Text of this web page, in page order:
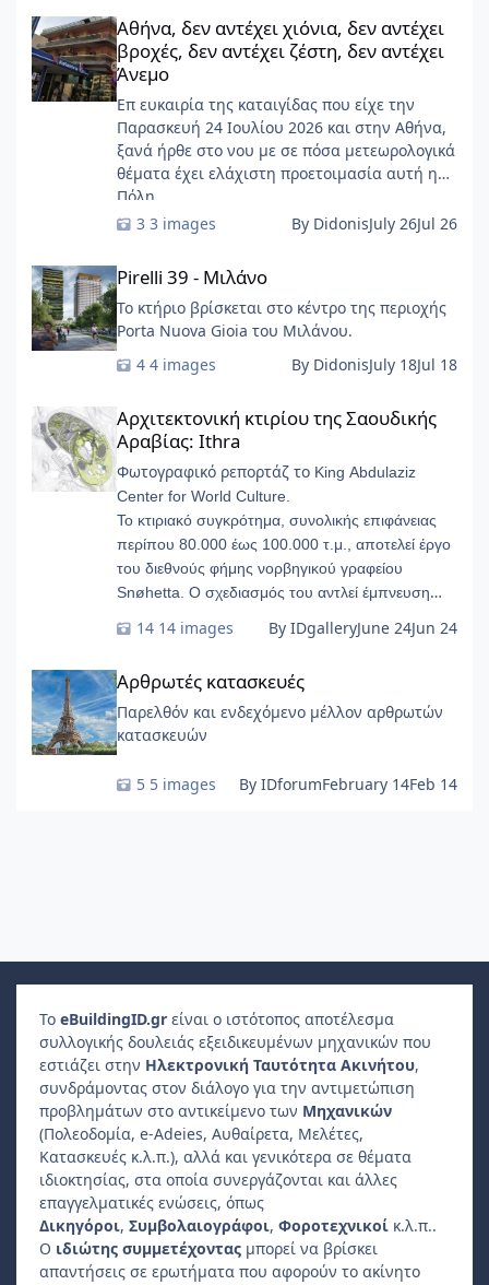
Αθήνα, δεν αντέχει χιόνια, δεν αντέχει βροχές, δεν αντέχει
Αθήνα, δεν αντέχει χιόνια, δεν αντέχει
βροχές, δεν αντέχει ζέστη, δεν αντέχει
Άνεμο
Επ ευκαιρία της καταιγίδας που είχε την
Παρασκευή 24 Ιουλίου 2026 και στην Αθήνα,
ξανά ήρθε στο νου με σε πόσα μετεωρολογικά
θέματα έχει ελάχιστη προετοιμασία αυτή η
Πόλη ......
3 images
By DidonisJuly 26Jul 26
Pirelli 39 - Μιλάνο
Pirelli 39 - Μιλάνο
Το κτήριο βρίσκεται στο κέντρο της περιοχής
Porta Nuova Gioia του Μιλάνου.
4 images
By DidonisJuly 18Jul 18
Αρχιτεκτονική κτιρίου της Σαουδικής Αραβίας: Ithra
Αρχιτεκτονική κτιρίου της Σαουδικής
Αραβίας: Ithra
Φωτογραφικό ρεπορτάζ το King Abdulaziz
Center for World Culture.
Το κτιριακό συγκρότημα, συνολικής επιφάνειας
περίπου 80.000 έως 100.000 τ.μ., αποτελεί έργο
του διεθνούς φήμης νορβηγικού γραφείου
Snøhetta. Ο σχεδιασμός του αντλεί έμπνευση
των πετρελαιοφόρων στρωμάτων, παίρνοντας τη
14 images By IDgalleryJune 24Jun 24
Αρθρωτές κατασκευές
Αρθρωτές κατασκευές
Παρελθόν και ενδεχόμενο μέλλον αρθρωτών
κατασκευών
5 images By IDforumFebruary 14Feb 14
Το eBuildingID.gr είναι ο ιστότοπος αποτέλεσμα
συλλογικής δουλειάς εξειδικευμένων μηχανικών που
εστιάζει στην Ηλεκτρονική Ταυτότητα Ακινήτου,
συνδράμοντας στον διάλογο για την αντιμετώπιση
προβλημάτων στο αντικείμενο των Μηχανικών
(Πολεοδομία, e-Adeies, Αυθαίρετα, Μελέτες,
Κατασκευές κ.λ.π.), αλλά και γενικότερα σε θέματα
ιδιοκτησίας, στα οποία συνεργάζονται και άλλες
επαγγελματικές ενώσεις, όπως
Δικηγόροι, Συμβολαιογράφοι, Φοροτεχνικοί κ.λ.π..
Ο ιδιώτης συμμετέχοντας μπορεί να βρίσκει
απαντήσεις σε ερωτήματα που αφορούν το ακίνητο